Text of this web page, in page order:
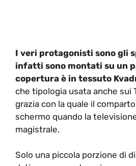
I veri protagonisti sono gli
infatti sono montati su un
copertura è in tessuto
che tipologia usata anche sui
grazia con la quale il
schermo quando la
magistrale.
Solo una piccola porzione di